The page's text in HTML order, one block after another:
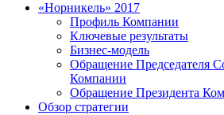
«Норникель» 2017
Профиль Компании
Ключевые результаты
Бизнес-модель
Обращение Председателя
Компании
Обращение Президента
Обзор стратегии